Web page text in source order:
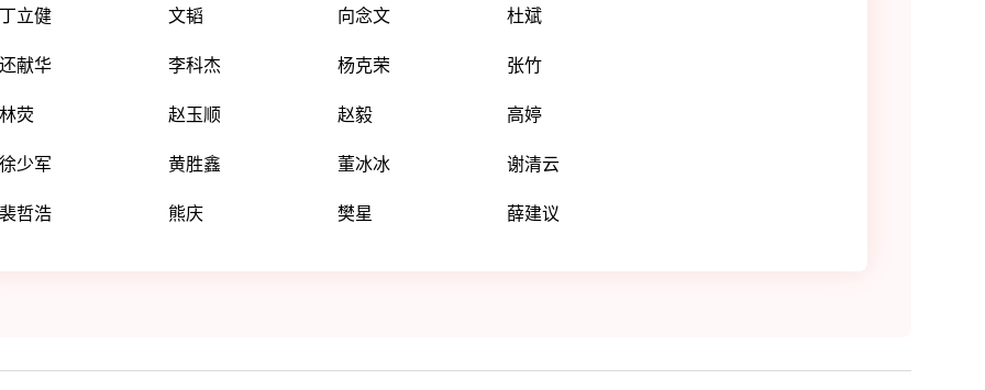
丁立健 文韬 向念文 杜斌
还献华 李科杰 杨克荣 张竹
林荧 赵玉顺 赵毅 高婷
徐少军 黄胜鑫 董冰冰 谢清云
裴哲浩 熊庆 樊星 薛建议